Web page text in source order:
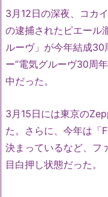
3月12日の深夜、コカ
の逮捕されたピエール
ルーヴ」が今年結成30
ー”電気グルーヴ30周
中だった。
3月15日には東京の
た。さらに、今年は「
決まっているなど、フ
目白押し状態だった。